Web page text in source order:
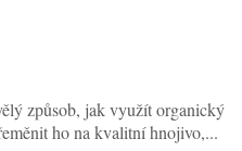
způsob, jak využít organický
ho na kvalitní hnojivo,...